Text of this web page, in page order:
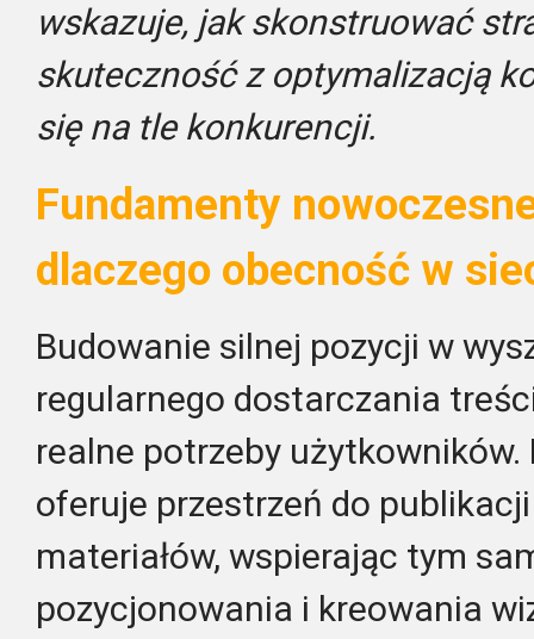
wskazuje, jak skonstruować
skuteczność z optymalizacją
się na tle konkurencji.
Fundamenty
dlaczego obecność w
Budowanie silnej pozycji w
regularnego dostarczania
realne potrzeby
oferuje przestrzeń do
materiałów, wspierając tym
pozycjonowania i kreowania